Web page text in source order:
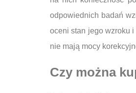
odpowiednich badań
oceni stan jego wzroku
nie mają mocy
Czy można